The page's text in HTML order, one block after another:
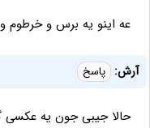
عه اینو یه برس و خرطوم
آرش: پاسخ
حالا جیبی جون یه عکسی